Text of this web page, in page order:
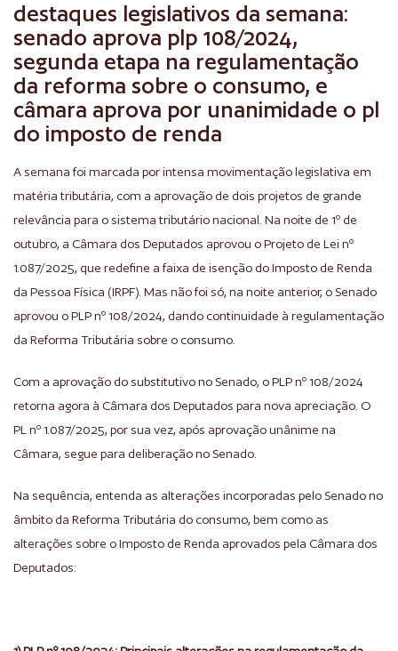
destaques legislativos da semana:
senado aprova plp 108/2024,
segunda etapa na regulamentação
da reforma sobre o consumo, e
câmara aprova por unanimidade o pl
do imposto de renda
A semana foi marcada por intensa movimentação legislativa em
matéria tributária, com a aprovação de dois projetos de grande
relevância para o sistema tributário nacional. Na noite de 1º de
outubro, a Câmara dos Deputados aprovou o Projeto de Lei nº
1.087/2025, que redefine a faixa de isenção do Imposto de Renda
da Pessoa Física (IRPF). Mas não foi só, na noite anterior, o Senado
aprovou o PLP nº 108/2024, dando continuidade à regulamentação
da Reforma Tributária sobre o consumo.
Com a aprovação do substitutivo no Senado, o PLP nº 108/2024
retorna agora à Câmara dos Deputados para nova apreciação. O
PL nº 1.087/2025, por sua vez, após aprovação unânime na
Câmara, segue para deliberação no Senado.
Na sequência, entenda as alterações incorporadas pelo Senado no
âmbito da Reforma Tributária do consumo, bem como as
alterações sobre o Imposto de Renda aprovados pela Câmara dos
Deputados: